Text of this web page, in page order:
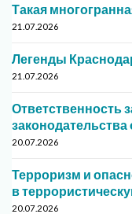
Такая
21.07.2026
Легенды
21.07.2026
Ответственность
20.07.2026
Терроризм и
в
20.07.2026